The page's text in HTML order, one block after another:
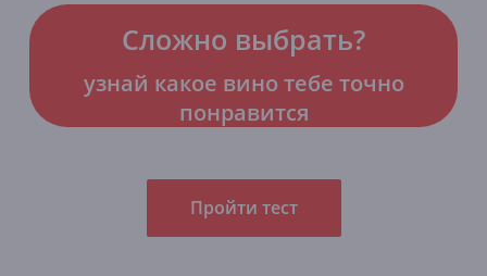
Сложно выбрать?
узнай какое вино тебе точно
понравится
Пройти тест